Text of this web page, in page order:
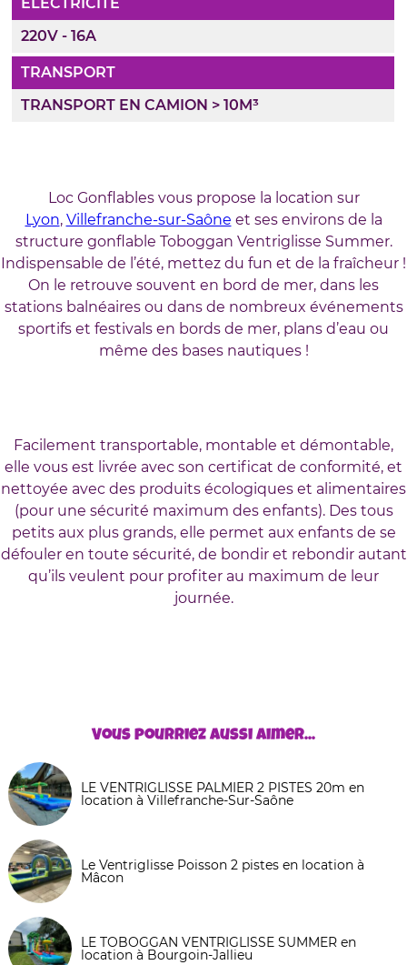
ÉLECTRICITÉ
220V - 16A
TRANSPORT
TRANSPORT EN CAMION > 10M³
Loc Gonflables vous propose la location sur
Lyon, Villefranche-sur-Saône et ses environs de la
structure gonflable Toboggan Ventriglisse Summer.
Indispensable de l’été, mettez du fun et de la fraîcheur !
On le retrouve souvent en bord de mer, dans les
stations balnéaires ou dans de nombreux événements
sportifs et festivals en bords de mer, plans d’eau ou
même des bases nautiques !
Facilement transportable, montable et démontable,
elle vous est livrée avec son certificat de conformité, et
nettoyée avec des produits écologiques et alimentaires
(pour une sécurité maximum des enfants). Des tous
petits aux plus grands, elle permet aux enfants de se
défouler en toute sécurité, de bondir et rebondir autant
qu’ils veulent pour profiter au maximum de leur
journée.
Vous pourriez aussi aimer...
LE VENTRIGLISSE PALMIER 2 PISTES 20m en
location à Villefranche-Sur-Saône
Le Ventriglisse Poisson 2 pistes en location à
Mâcon
LE TOBOGGAN VENTRIGLISSE SUMMER en
location à Bourgoin-Jallieu